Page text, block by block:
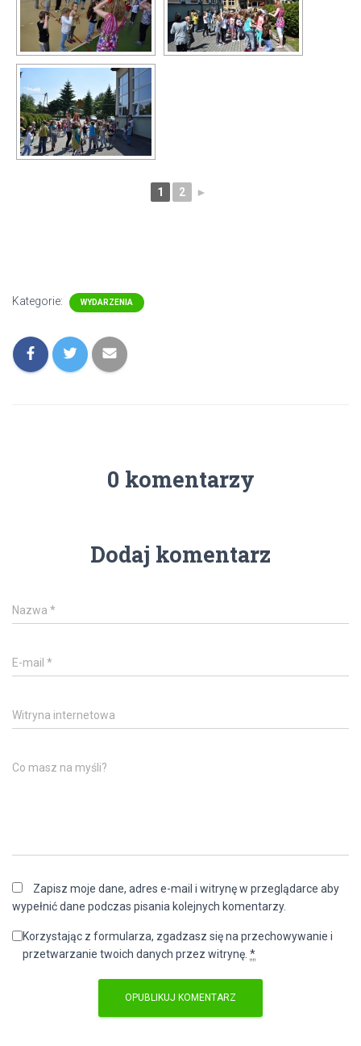
1 2 ►
Kategorie: WYDARZENIA
0 komentarzy
Dodaj komentarz
Nazwa *
E-mail *
Witryna internetowa
Co masz na myśli?
Zapisz moje dane, adres e-mail i witrynę w przeglądarce aby
wypełnić dane podczas pisania kolejnych komentarzy.
Korzystając z formularza, zgadzasz się na przechowywanie i
przetwarzanie twoich danych przez witrynę. *